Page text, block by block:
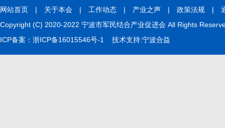
网站首页 | 关于本会 | 工作动态 | 产业之声 | 政策法规 |
Copyright (C) 2020-2022 宁波市军民结合产业促进会 All Rights
ICP备案： 浙ICP备16015546号-1 技术支持:宁波合益